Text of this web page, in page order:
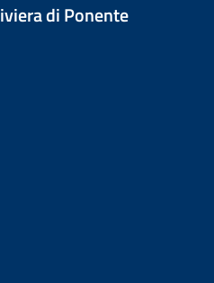
di Ponente